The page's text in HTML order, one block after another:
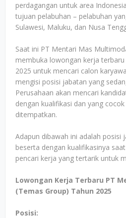
perdagangan untuk area
tujuan pelabuhan – pelabuhan
Sulawesi, Maluku, dan Nusa
Saat ini PT Mentari Mas
membuka lowongan kerja
2025 untuk mencari calon
mengisi posisi jabatan yang
Perusahaan akan mencari
dengan kualifikasi dan yang
ditempatkan.
Adapun dibawah ini adalah posisi
beserta dengan kualifikasinya
pencari kerja yang tertarik untuk
Lowongan Kerja Terbaru PT
(Temas Group) Tahun 2025
Posisi: